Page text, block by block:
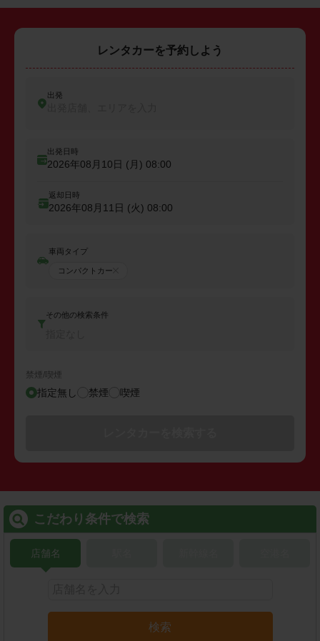
レンタカーを予約しよう
出発
出発日時
2026年08月10日 (月) 08:00
返却日時
2026年08月11日 (火) 08:00
車両タイプ
コンパクトカー
その他の検索条件
禁煙/喫煙
指定無し 禁煙 喫煙
こだわり条件で検索
店舗名
検索